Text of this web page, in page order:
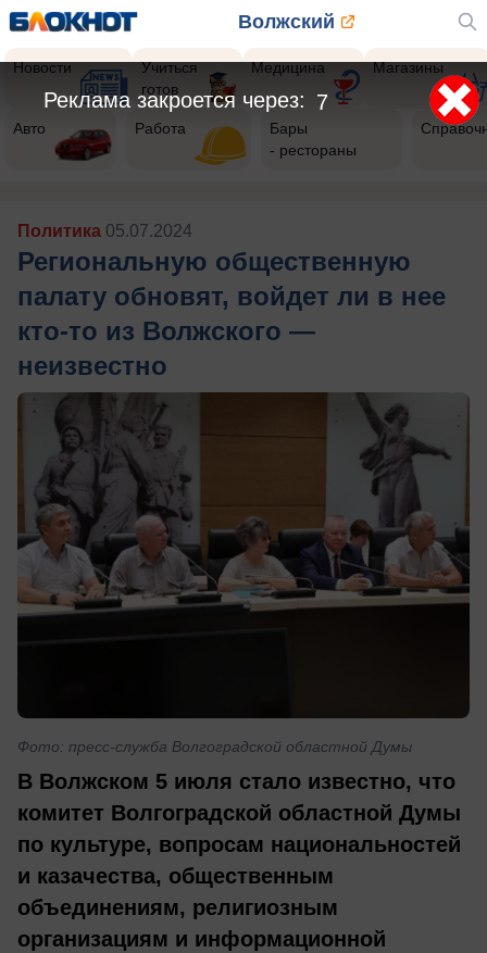
Волжский
Новости
Учиться
готов
Медицина Магазины
Авто Работа
Бары
- рестораны
Политика 05.07.2024
Региональную общественную
палату обновят, войдет ли в нее
кто-то из Волжского —
неизвестно
Фото: пресс-служба Волгоградской областной Думы
В Волжском 5 июля стало известно, что
комитет Волгоградской областной Думы
по культуре, вопросам национальностей
и казачества, общественным
объединениям, религиозным
организациям и информационной
5
Реклама закроется через: